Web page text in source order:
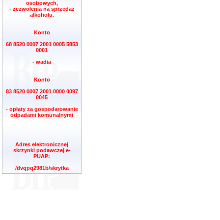
osobowych,
- zezwolenia na sprzedaż
alkoholu.
Konto
68 8520 0007 2001 0005 5853
0001
- wadia
Konto
83 8520 0007 2001 0000 0097
0045
- opłaty za gospodarowanie
odpadami komunalnymi
Adres elektronicznej
skrzynki podawczej e-
PUAP:
/dvqpq2981b/skrytka